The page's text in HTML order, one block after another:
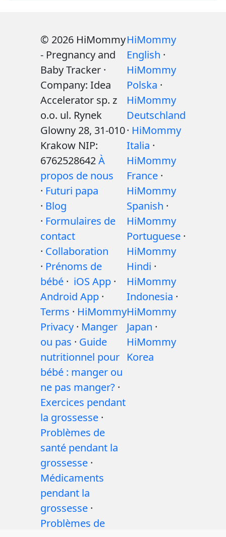
© 2026 HiMommy
- Pregnancy and
Baby Tracker ·
Company: Idea
Accelerator sp. z
o.o. ul. Rynek
Glowny 28, 31-010
Krakow NIP:
6762528642À
propos de nous
· Futuri papa
· Blog
· Formulaires de
contact
· Collaboration
· Prénoms de
bébé · iOS App ·
Android App ·
Terms · HiMommy
Privacy · Manger
ou pas · Guide
nutritionnel pour
bébé : manger ou
ne pas manger? ·
Exercices pendant
la grossesse ·
Problèmes de
santé pendant la
grossesse ·
Médicaments
pendant la
grossesse ·
Problèmes de
HiMommy
English ·
HiMommy
Polska ·
HiMommy
Deutschland
· HiMommy
Italia ·
HiMommy
France ·
HiMommy
Spanish ·
HiMommy
Portuguese ·
HiMommy
Hindi ·
HiMommy
Indonesia ·
HiMommy
Japan ·
HiMommy
Korea